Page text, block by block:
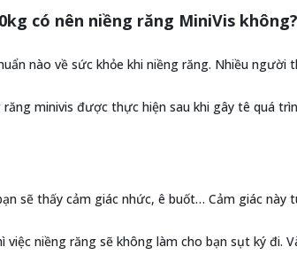
có nên niềng răng MiniVis không?
nào về sức khỏe khi niềng răng. Nhiều
minivis được thực hiện sau khi gây tê quá
sẽ thấy cảm giác nhức, ê buốt… Cảm giác
niềng răng sẽ không làm cho bạn sụt ký đi.